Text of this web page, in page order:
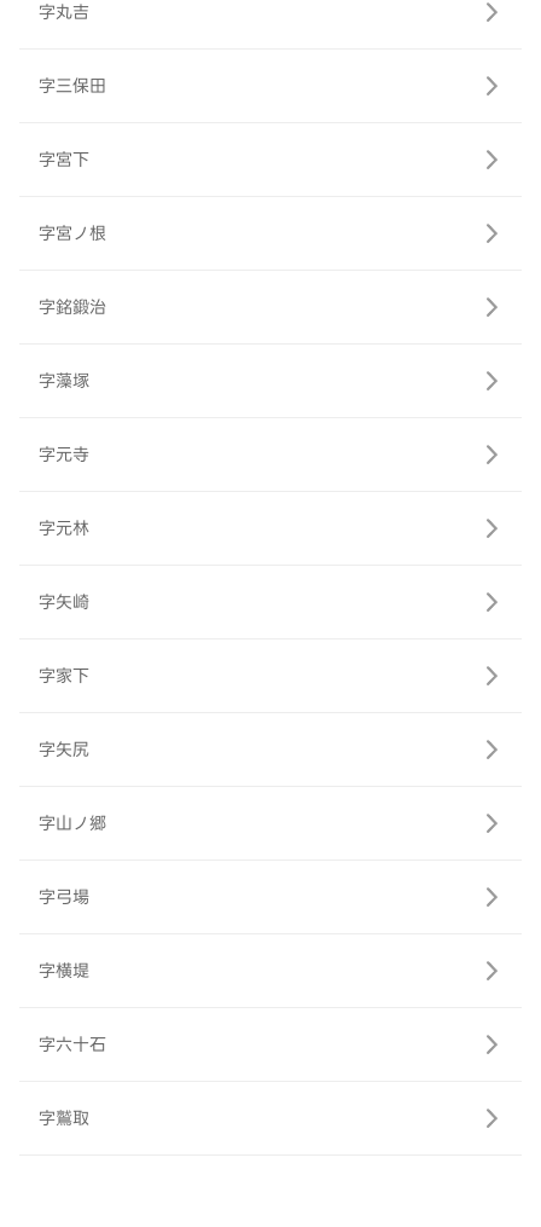
字丸吉
字三保田
字宮下
字宮ノ根
字銘鍛治
字藻塚
字元寺
字元林
字矢崎
字家下
字矢尻
字山ノ郷
字弓場
字横堤
字六十石
字鷲取